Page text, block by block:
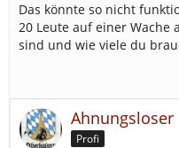
Das könnte so nicht
20 Leute auf einer
sind und wie viele du
Ahnungsloser
Profi